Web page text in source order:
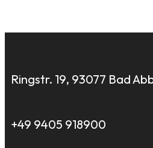
Ringstr. 19, 93077 Bad
+49 9405 918900